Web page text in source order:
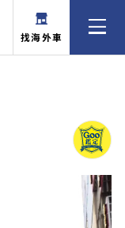
找海外車